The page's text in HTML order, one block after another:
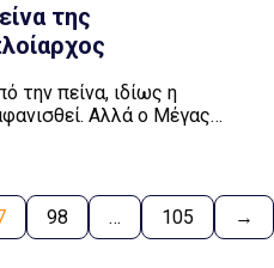
της
την πείνα, ιδίως η
Αλλά ο Μέγας
να αφανισθεί. Κάποιος
σιτάρι, φόρτωσε
ο Άγιος Δημήτριος στον
98 … 105 →